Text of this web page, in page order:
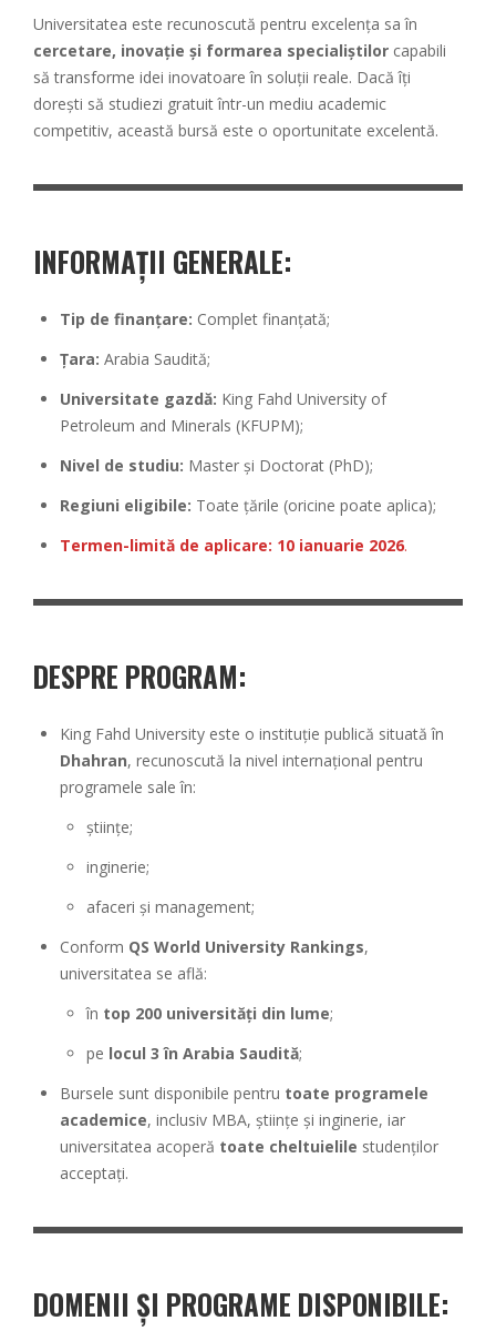
Universitatea este recunoscută pentru excelența sa în
cercetare, inovație și formarea specialiștilor capabili
să transforme idei inovatoare în soluții reale. Dacă îți
dorești să studiezi gratuit într-un mediu academic
competitiv, această bursă este o oportunitate excelentă.
INFORMAȚII GENERALE:
Tip de finanțare: Complet finanțată;
Țara: Arabia Saudită;
Universitate gazdă: King Fahd University of
Petroleum and Minerals (KFUPM);
Nivel de studiu: Master și Doctorat (PhD);
Regiuni eligibile: Toate țările (oricine poate aplica);
Termen-limită de aplicare: 10 ianuarie 2026.
DESPRE PROGRAM:
King Fahd University este o instituție publică situată în
Dhahran, recunoscută la nivel internațional pentru
programele sale în:
științe;
inginerie;
afaceri și management;
Conform QS World University Rankings,
universitatea se află:
în top 200 universități din lume;
pe locul 3 în Arabia Saudită;
Bursele sunt disponibile pentru toate programele
academice, inclusiv MBA, științe și inginerie, iar
universitatea acoperă toate cheltuielile studenților
acceptați.
DOMENII ȘI PROGRAME DISPONIBILE: